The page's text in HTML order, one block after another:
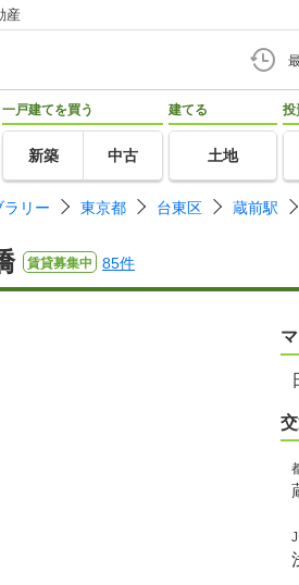
産
一戸建てを買う
新築 中古
建てる
土地
投
ラリー 東京都 台東区 蔵前駅
賃貸募集中 85件